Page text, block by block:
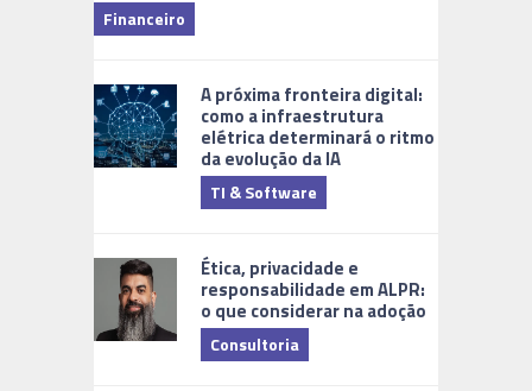
Financeiro
A próxima fronteira digital:
como a infraestrutura
elétrica determinará o ritmo
da evolução da IA
TI & Software
Ética, privacidade e
responsabilidade em ALPR:
o que considerar na adoção
Consultoria